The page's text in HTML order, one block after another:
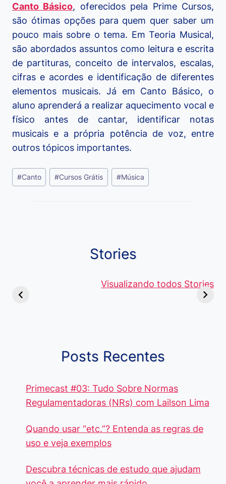
Canto Básico, oferecidos pela Prime Cursos,
são ótimas opções para quem quer saber um
pouco mais sobre o tema. Em Teoria Musical,
são abordados assuntos como leitura e escrita
de partituras, conceito de intervalos, escalas,
cifras e acordes e identificação de diferentes
elementos musicais. Já em Canto Básico, o
aluno aprenderá a realizar aquecimento vocal e
físico antes de cantar, identificar notas
musicais e a própria potência de voz, entre
outros tópicos importantes.
Tags
do
#Canto #Cursos Grátis #Música
Stories
Visualizando todos Stories
Diferença e
de 5 Centavos
Curso de
Pacote
Posts Recentes
Primecast #03: Tudo Sobre Normas
Regulamentadoras (NRs) com Lailson Lima
Quando usar “etc.”? Entenda as regras de
uso e veja exemplos
Descubra técnicas de estudo que ajudam